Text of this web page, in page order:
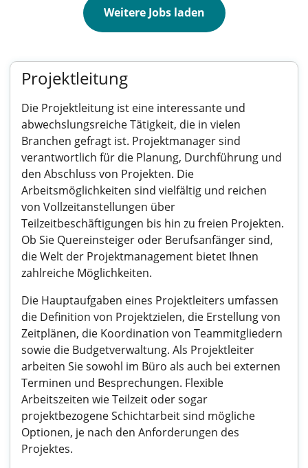
Weitere Jobs laden
Projektleitung
Die Projektleitung ist eine interessante und
abwechslungsreiche Tätigkeit, die in vielen
Branchen gefragt ist. Projektmanager sind
verantwortlich für die Planung, Durchführung und
den Abschluss von Projekten. Die
Arbeitsmöglichkeiten sind vielfältig und reichen
von Vollzeitanstellungen über
Teilzeitbeschäftigungen bis hin zu freien Projekten.
Ob Sie Quereinsteiger oder Berufsanfänger sind,
die Welt der Projektmanagement bietet Ihnen
zahlreiche Möglichkeiten.
Die Hauptaufgaben eines Projektleiters umfassen
die Definition von Projektzielen, die Erstellung von
Zeitplänen, die Koordination von Teammitgliedern
sowie die Budgetverwaltung. Als Projektleiter
arbeiten Sie sowohl im Büro als auch bei externen
Terminen und Besprechungen. Flexible
Arbeitszeiten wie Teilzeit oder sogar
projektbezogene Schichtarbeit sind mögliche
Optionen, je nach den Anforderungen des
Projektes.